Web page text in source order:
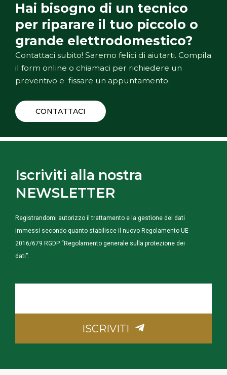
Hai bisogno di un tecnico
per riparare il tuo piccolo o
grande elettrodomestico?
Contattaci subito! Saremo felici di aiutarti. Compila
il form online o chiamaci per richiedere un
preventivo e fissare un appuntamento.
CONTATTACI
Iscriviti alla nostra
NEWSLETTER
Registrandomi autorizzo il trattamento e la gestione dei dati
immessi secondo quanto stabilisce il nuovo Regolamento UE
2016/679 RGDP “Regolamento generale sulla protezione dei
dati”.
Email
ISCRIVITI